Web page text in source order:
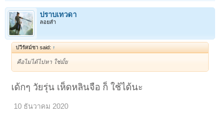
ปราบเทวดา
ลอยลำ
ปวีรัศม์ชา said: ↑
คือไม่ได้ไปหา ใช่มั้ย
เด้กๆ วัยรุ่น เห็ดหลินจือ ก็ ใช้ได้นะ
10 ธันวาคม 2020